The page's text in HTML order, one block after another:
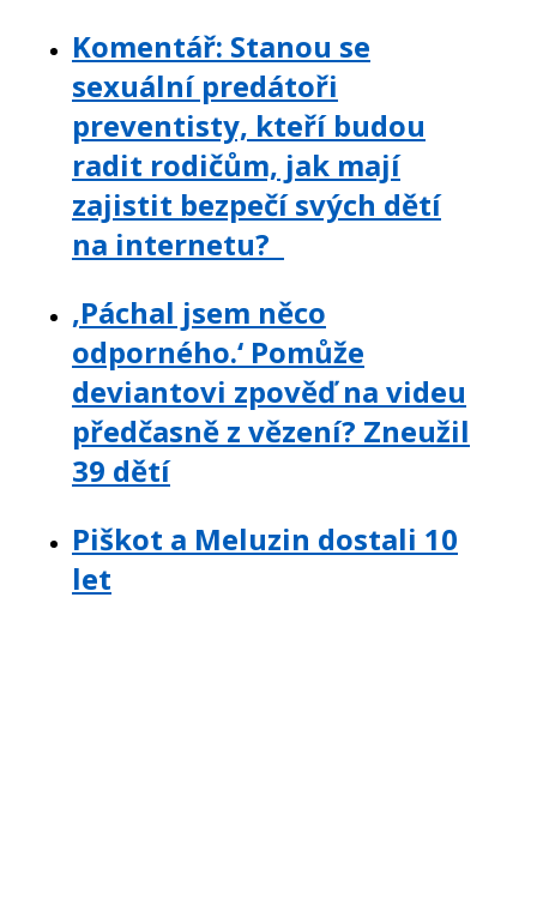
Komentář: Stanou se
sexuální predátoři
preventisty, kteří budou
radit rodičům, jak mají
zajistit bezpečí svých dětí
na internetu?
‚Páchal jsem něco
odporného.‘ Pomůže
deviantovi zpověď na videu
předčasně z vězení? Zneužil
39 dětí
Piškot a Meluzin dostali 10
let